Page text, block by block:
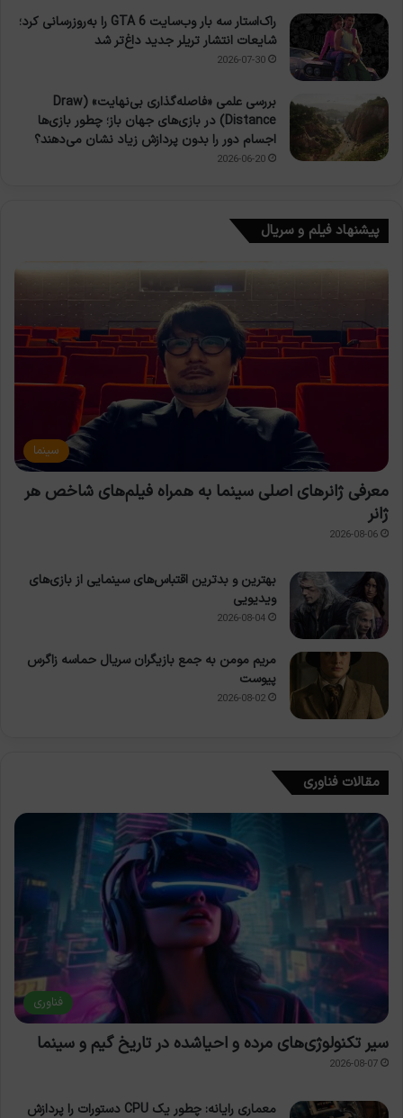
راک‌استار سه بار وب‌سایت GTA 6 را به‌روزرسانی کرد؛
شایعات انتشار تریلر جدید داغ‌تر شد
2026-07-30
بررسی علمی «فاصله‌گذاری بی‌نهایت» (Draw
Distance) در بازی‌های جهان باز؛ چطور بازی‌ها
اجسام دور را بدون پردازش زیاد نشان می‌دهند؟
2026-06-20
پیشنهاد فیلم و سریال
سینما
معرفی ژانرهای اصلی سینما به همراه فیلم‌های شاخص هر
ژانر
2026-08-06
بهترین و بدترین اقتباس‌های سینمایی از بازی‌های
ویدیویی
2026-08-04
مریم مومن به جمع بازیگران سریال حماسه زاگرس
پیوست
2026-08-02
مقالات فناوری
فناوری
سیر تکنولوژی‌های مرده و احیاشده در تاریخ گیم و سینما
2026-08-07
معماری رایانه: چطور یک CPU دستورات را پردازش